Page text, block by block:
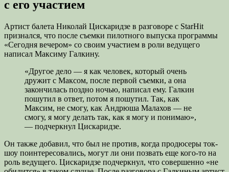
с его участием
Артист балета Николай Цискаридзе в разговоре с StarHit
признался, что после съемки пилотного выпуска программы
«Сегодня вечером» со своим участием в роли ведущего
написал Максиму Галкину.
«Другое дело — я как человек, который очень
дружит с Максом, после первой съемки, а она
закончилась поздно ночью, написал ему. Галкин
пошутил в ответ, потом я пошутил. Так, как
Максим, не смогу, как Андрюша Малахов — не
смогу, я могу делать так, как я могу и понимаю»,
— подчеркнул Цискаридзе.
Он также добавил, что был не против, когда продюсеры ток-
шоу поинтересовались, могут ли они позвать еще кого-то на
роль ведущего. Цискаридзе подчеркнул, что совершенно «не